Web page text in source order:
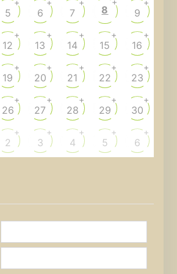
5
+
6
+
7
+
8 9
+
12
+
13
+
14
+
15
+
16
+
19
+
20
+
21
+
22
+
23
+
26
+
27
+
28
+
29
+
30
+
2
+
3
+
4
+
5
+
6
+